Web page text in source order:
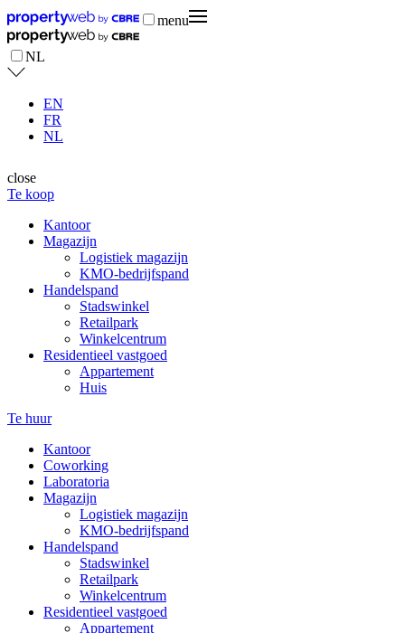
menu
NL
EN
FR
NL
close
Te koop
Kantoor
Magazijn
Logistiek magazijn
KMO-bedrijfspand
Handelspand
Stadswinkel
Retailpark
Winkelcentrum
Residentieel vastgoed
Appartement
Huis
Te huur
Kantoor
Coworking
Laboratoria
Magazijn
Logistiek magazijn
KMO-bedrijfspand
Handelspand
Stadswinkel
Retailpark
Winkelcentrum
Residentieel vastgoed
Appartement